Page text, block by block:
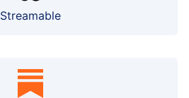
Streamable